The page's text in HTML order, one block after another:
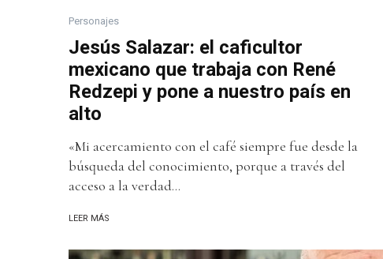
Personajes
Jesús Salazar: el caficultor
mexicano que trabaja con René
Redzepi y pone a nuestro país en
alto
«Mi acercamiento con el café siempre fue desde la
búsqueda del conocimiento, porque a través del
acceso a la verdad...
LEER MÁS